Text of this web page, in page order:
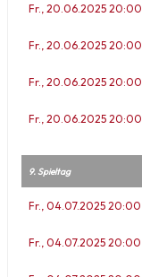
Fr., 20.06.2025 20:00
Fr., 20.06.2025 20:00
Fr., 20.06.2025 20:00
Fr., 20.06.2025 20:00
9. Spieltag
Fr., 04.07.2025 20:00
Fr., 04.07.2025 20:00